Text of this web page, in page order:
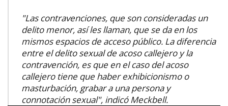
"Las contravenciones, que son consideradas un
delito menor, así les llaman, que se da en los
mismos espacios de acceso público. La diferencia
entre el delito sexual de acoso callejero y la
contravención, es que en el caso del acoso
callejero tiene que haber exhibicionismo o
masturbación, grabar a una persona y
connotación sexual", indicó Meckbell.